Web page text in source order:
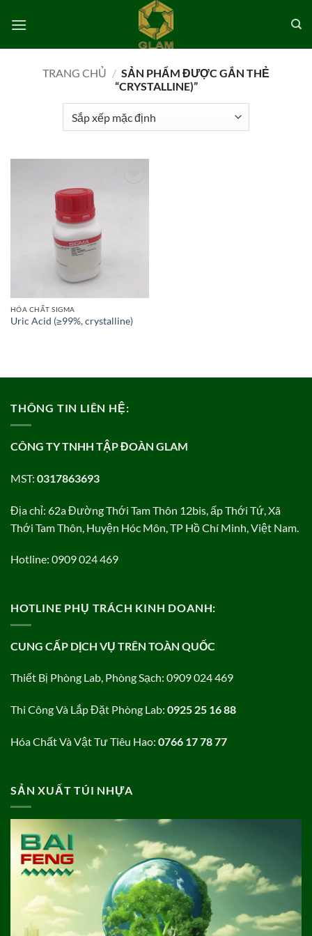
qua
TRANG CHỦ / SẢN PHẨM ĐƯỢC GẮN THẺ
“CRYSTALLINE)”
HÓA CHẤT SIGMA
Uric Acid (≥99%, crystalline)
THÔNG TIN LIÊN HỆ:
CÔNG TY TNHH TẬP ĐOÀN GLAM
MST: 0317863693
Địa chỉ: 62a Đường Thới Tam Thôn 12bis, ấp Thới Tứ, Xã
Thới Tam Thôn, Huyện Hóc Môn, TP Hồ Chí Minh, Việt Nam.
Hotline: 0909 024 469
HOTLINE PHỤ TRÁCH KINH DOANH:
CUNG CẤP DỊCH VỤ TRÊN TOÀN QUỐC
Thiết Bị Phòng Lab, Phòng Sạch: 0909 024 469
Thi Công Và Lắp Đặt Phòng Lab: 0925 25 16 88
Hóa Chất Và Vật Tư Tiêu Hao: 0766 17 78 77
SẢN XUẤT TÚI NHỰA